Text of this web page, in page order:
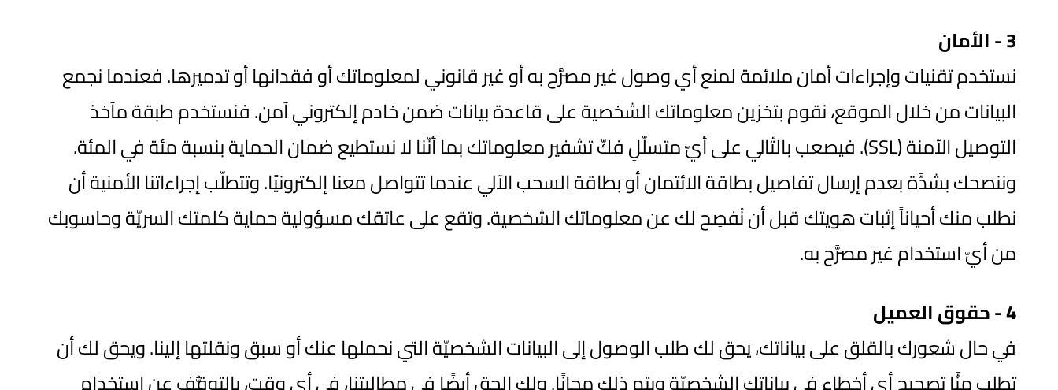
3 - الأمان
نستخدم تقنيات وإجراءات أمان ملائمة لمنع أي وصول غير مصرَّح به أو غير قانوني لمعلوماتك أو فقدانها أو تدميرها. فعندما نجمع
البيانات من خلال الموقع، نقوم بتخزين معلوماتك الشخصية على قاعدة بيانات ضمن خادم إلكتروني آمن. فنستخدم طبقة مآخذ
التوصيل الآمنة (SSL). فيصعب بالتّالي على أيّ متسلّلٍ فكّ تشفير معلوماتك بما أنّنا لا نستطيع ضمان الحماية بنسبة مئة في المئة.
وننصحك بشدَّة بعدم إرسال تفاصيل بطاقة الائتمان أو بطاقة السحب الآلي عندما تتواصل معنا إلكترونيًا. وتتطلّب إجراءاتنا الأمنية أن
نطلب منك أحياناً إثبات هويتك قبل أن نُفصِح لك عن معلوماتك الشخصية. وتقع على عاتقك مسؤولية حماية كلمتك السريّة وحاسوبك
من أيّ استخدام غير مصرَّح به.
4 - حقوق العميل
في حال شعورك بالقلق على بياناتك، يحق لك طلب الوصول إلى البيانات الشخصيّة التي نحملها عنك أو سبق ونقلتها إلينا. ويحق لك أن